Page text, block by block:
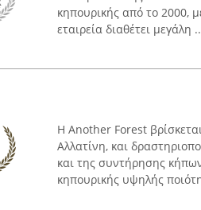
κηπουρικής από το 2000,
εταιρεία διαθέτει μεγάλη
Η Another Forest
Αλλατίνη, και
και της συντήρησης
κηπουρικής υψηλής